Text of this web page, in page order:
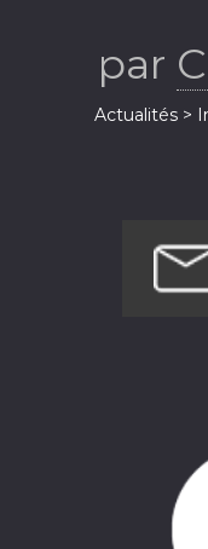
par
Actualités >